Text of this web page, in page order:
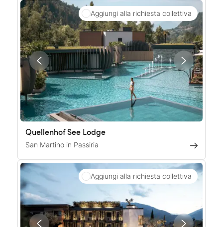
Aggiungi alla richiesta collettiva
Quellenhof See Lodge
San Martino in Passiria
Aggiungi alla richiesta collettiva